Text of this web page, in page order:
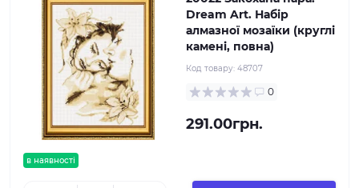
в наявності
Dream Art. Набір
алмазної мозаїки (круглі
камені, повна)
Код товару: 48707
0
291.00грн.